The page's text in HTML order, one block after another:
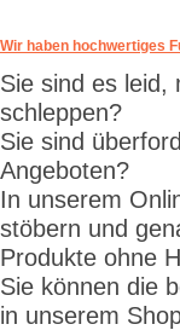
Wir haben hochwertiges
Sie sind es leid,
schleppen?
Sie sind
Angeboten?
In unserem
stöbern und
Produkte ohne
Sie können die
in unserem